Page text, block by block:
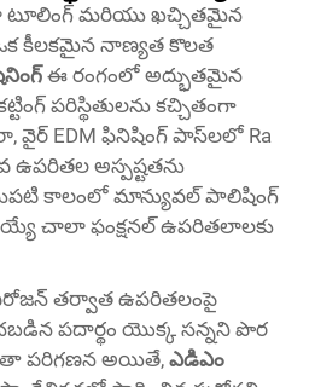
టూలింగ్ మరియు ఖచ్చితమైన
కీలకమైన నాణ్యత కొలత
ఈ రంగంలో అద్భుతమైన
పరిస్థితులను కచ్చితంగా
వైర్ EDM ఫినిషింగ్ పాస్‌లలో Ra
ఉపరితల అస్పష్టతను
కాలంలో మాన్యువల్ పాలిషింగ్
చాలా ఫంక్షనల్ ఉపరితలాలకు
తర్వాత ఉపరితలంపై
పదార్థం యొక్క సన్నని పొర
పరిగణన అయితే, ఎడిఎం